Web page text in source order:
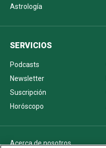
Astrología
SERVICIOS
Podcasts
Newsletter
Suscripción
Horóscopo
Acerca de nosotros